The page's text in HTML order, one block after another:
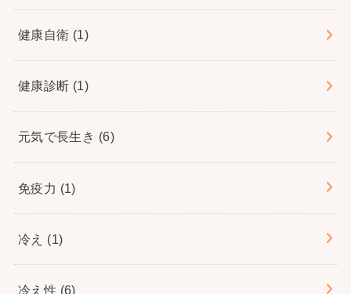
健康自衛 (1)
健康診断 (1)
元気で長生き (6)
免疫力 (1)
冷え (1)
冷え性 (6)